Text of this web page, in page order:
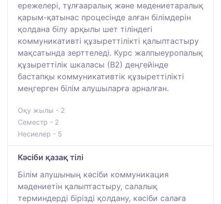
ережелері, тұлғааралық және мәдениетаралық
қарым-қатынас процесінде алған білімдерін
қолдана білу арқылы шет тіліндегі
коммуникативті құзыреттілікті қалыптастыру
мақсатында зерттеледі. Курс жалпыеуропалық
құзыреттілік шкаласы (В2) деңгейінде
бастапқы коммуникативтік құзыреттілікті
меңгерген білім алушыларға арналған.
Оқу жылы - 2
Семестр - 2
Несиелер - 5
Кәсіби қазақ тілі
Білім алушының кәсіби коммуникация
мәдениетін қалыптастыру, салалық
терминдерді бірізді қолдану, кәсіби салаға